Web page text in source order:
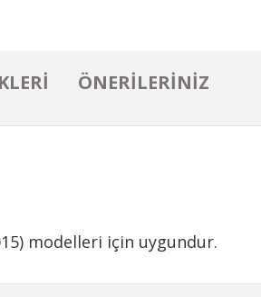
ÖNERILERINIZ
modelleri için uygundur.